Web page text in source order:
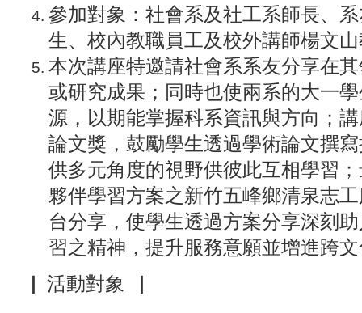
參加對象：社會系及社工系師長、
生、校內教職員工及校外講師楊文
本次講座特邀請社會系系友分享在
或研究成果；同時也使兩系的大一
源，以期能掌握科系資訊與方向；
論文獎，鼓勵學生透過學術論文撰
供多元角度的視野供彼此互相學習
夥伴學習方案之新竹五峰鄉清泉志
台分享，使學生透過方案分享深刻
習之精神，提升服務意願並增進跨
▕ 活動對象▕